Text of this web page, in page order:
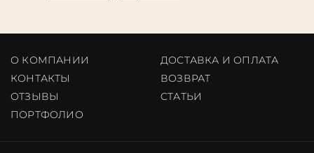
О КОМПАНИИ
ДОСТАВКА И ОПЛАТА
КОНТАКТЫ
ВОЗВРАТ
ОТЗЫВЫ
CТАТЬИ
ПОРТФОЛИО